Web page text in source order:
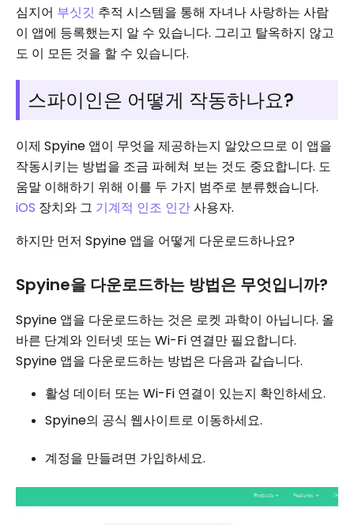
심지어 부싯깃 추적 시스템을 통해 자녀나 사랑하는 사람
이 앱에 등록했는지 알 수 있습니다. 그리고 탈옥하지 않고
도 이 모든 것을 할 수 있습니다.
스파이인은 어떻게 작동하나요?
이제 Spyine 앱이 무엇을 제공하는지 알았으므로 이 앱을
작동시키는 방법을 조금 파헤쳐 보는 것도 중요합니다. 도
움말 이해하기 위해 이를 두 가지 범주로 분류했습니다.
iOS 장치와 그 기계적 인조 인간사용자.
하지만 먼저 Spyine 앱을 어떻게 다운로드하나요?
Spyine을 다운로드하는 방법은 무엇입니까?
Spyine 앱을 다운로드하는 것은 로켓 과학이 아닙니다. 올
바른 단계와 인터넷 또는 Wi-Fi 연결만 필요합니다.
Spyine 앱을 다운로드하는 방법은 다음과 같습니다.
활성 데이터 또는 Wi-Fi 연결이 있는지 확인하세요.
Spyine의 공식 웹사이트로 이동하세요.
계정을 만들려면 가입하세요.